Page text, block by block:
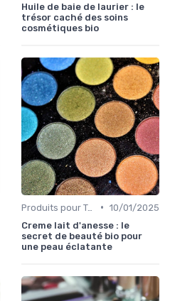
Huile de baie de laurier : le
trésor caché des soins
cosmétiques bio
Produits pour Types de Peau • 10/01/2025
Creme lait d'anesse : le
secret de beauté bio pour
une peau éclatante